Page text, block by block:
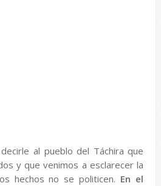
al pueblo del Táchira que
y que venimos a esclarecer la
hechos no se politicen. En el